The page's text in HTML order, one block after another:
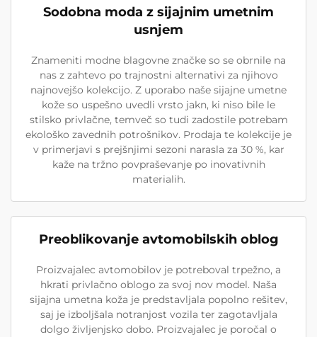
Sodobna moda z sijajnim umetnim
usnjem
Znameniti modne blagovne značke so se obrnile na
nas z zahtevo po trajnostni alternativi za njihovo
najnovejšo kolekcijo. Z uporabo naše sijajne umetne
kože so uspešno uvedli vrsto jakn, ki niso bile le
stilsko privlačne, temveč so tudi zadostile potrebam
ekološko zavednih potrošnikov. Prodaja te kolekcije je
v primerjavi s prejšnjimi sezoni narasla za 30 %, kar
kaže na tržno povpraševanje po inovativnih
materialih.
Preoblikovanje avtomobilskih oblog
Proizvajalec avtomobilov je potreboval trpežno, a
hkrati privlačno oblogo za svoj nov model. Naša
sijajna umetna koža je predstavljala popolno rešitev,
saj je izboljšala notranjost vozila ter zagotavljala
dolgo življenjsko dobo. Proizvajalec je poročal o